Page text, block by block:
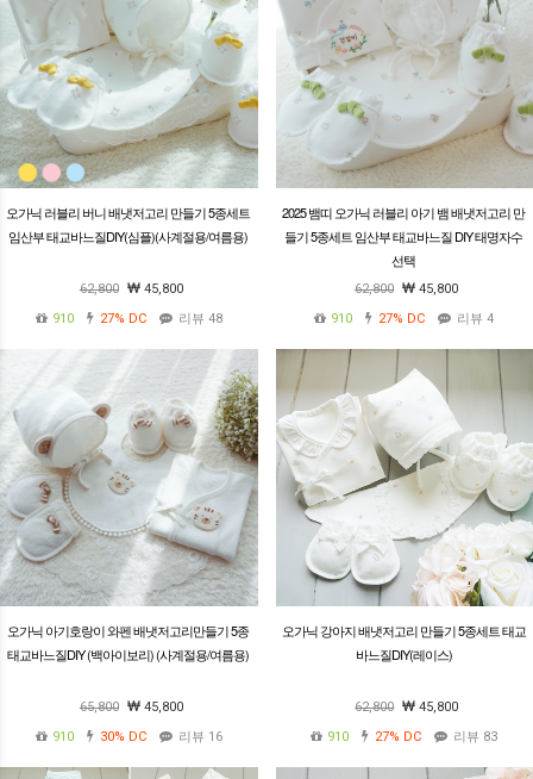
오가닉 러블리 버니 배냇저고리 만들기 5종세트
임산부 태교바느질DIY(심플)(사계절용/여름용)
62,800
45,800
910
27% DC 리뷰 48
2025 뱀띠 오가닉 러블리 아기 뱀 배냇저고리 만
들기 5종세트 임산부 태교바느질 DIY 태명자수
선택
62,800
45,800
910
27% DC 리뷰 4
오가닉 아기호랑이 와펜 배냇저고리만들기 5종
태교바느질DIY (백아이보리) (사계절용/여름용)
65,800
45,800
910
30% DC 리뷰 16
오가닉 강아지 배냇저고리 만들기 5종세트 태교
바느질DIY(레이스)
62,800
45,800
910
27% DC 리뷰 83